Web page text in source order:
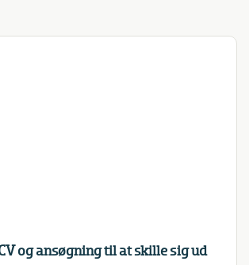
og ansøgning til at skille sig ud